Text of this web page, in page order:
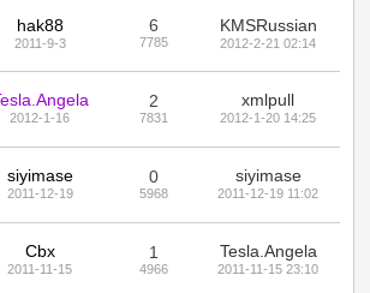
hak88
2011-9-3
6
7785
KMSRussian
2012-2-21 02:14
2012-1-16
2
7831
xmlpull
2012-1-20 14:25
siyimase
2011-12-19
0
5968
siyimase
2011-12-19 11:02
Cbx
2011-11-15
1
4966
Tesla.Angela
2011-11-15 23:10